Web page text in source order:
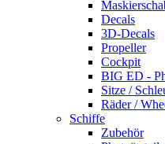
Decals
3D-Decals
Propeller
Cockpit
BIG ED -
Sitze /
Räder /
Schiffe
Zubehör